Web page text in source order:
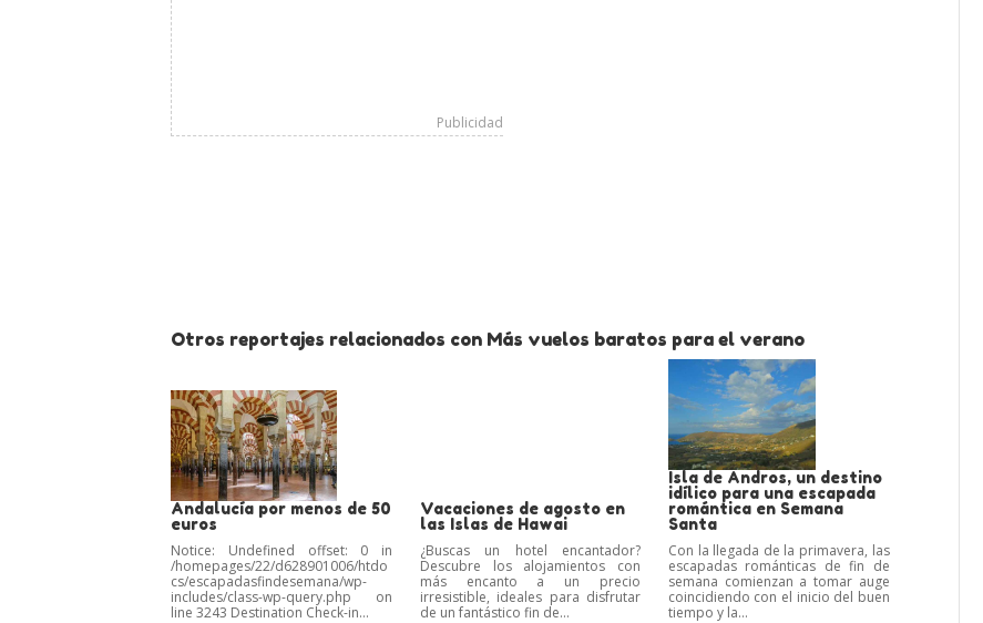
Publicidad
Otros reportajes relacionados con Más vuelos baratos para el verano
Andalucía por menos de 50
euros
Notice: Undefined offset: 0 in
/homepages/22/d628901006/htdo
cs/escapadasfindesemana/wp-
includes/class-wp-query.php on
line 3243 Destination Check-in...
Vacaciones de agosto en
las Islas de Hawai
¿Buscas un hotel encantador?
Descubre los alojamientos con
más encanto a un precio
irresistible, ideales para disfrutar
de un fantástico fin de...
Isla de Andros, un destino
idílico para una escapada
romántica en Semana
Santa
Con la llegada de la primavera, las
escapadas románticas de fin de
semana comienzan a tomar auge
coincidiendo con el inicio del buen
tiempo y la...